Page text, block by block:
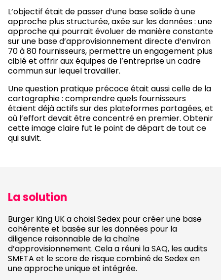
L’objectif était de passer d’une base solide à une
approche plus structurée, axée sur les données : une
approche qui pourrait évoluer de manière constante
sur une base d’approvisionnement directe d’environ
70 à 80 fournisseurs, permettre un engagement plus
ciblé et offrir aux équipes de l’entreprise un cadre
commun sur lequel travailler.
Une question pratique précoce était aussi celle de la
cartographie : comprendre quels fournisseurs
étaient déjà actifs sur des plateformes partagées, et
où l’effort devait être concentré en premier. Obtenir
cette image claire fut le point de départ de tout ce
qui suivit.
La solution
Burger King UK a choisi Sedex pour créer une base
cohérente et basée sur les données pour la
diligence raisonnable de la chaîne
d’approvisionnement. Cela a réuni la SAQ, les audits
SMETA et le score de risque combiné de Sedex en
une approche unique et intégrée.